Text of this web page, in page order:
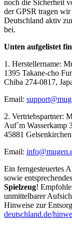
noch die Sicherheit
der GPSR tragen
Deutschland aktiv
bei.
Unten aufgelistet
1. Herstellername:
1395 Takane-cho
Chiba 274-0817,
Email:
2. Vertriebspartner:
Auf´m Wasserkamp
45881
Email:
Ein ferngesteuertes
sowie
Spielzeug!
unmittelbarer
Hinweise zur
deutschland.de/